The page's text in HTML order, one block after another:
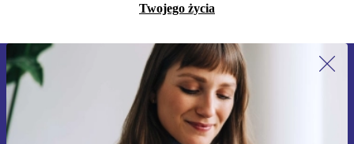
Twojego życia
Zapisz się na nasz newsletter!
Nie przegap żadnej oferty.